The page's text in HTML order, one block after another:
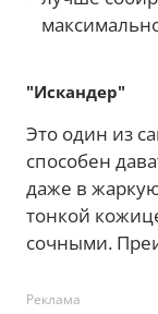
"Искандер"
Это один из
способен
даже в
тонкой
сочными.
Реклама